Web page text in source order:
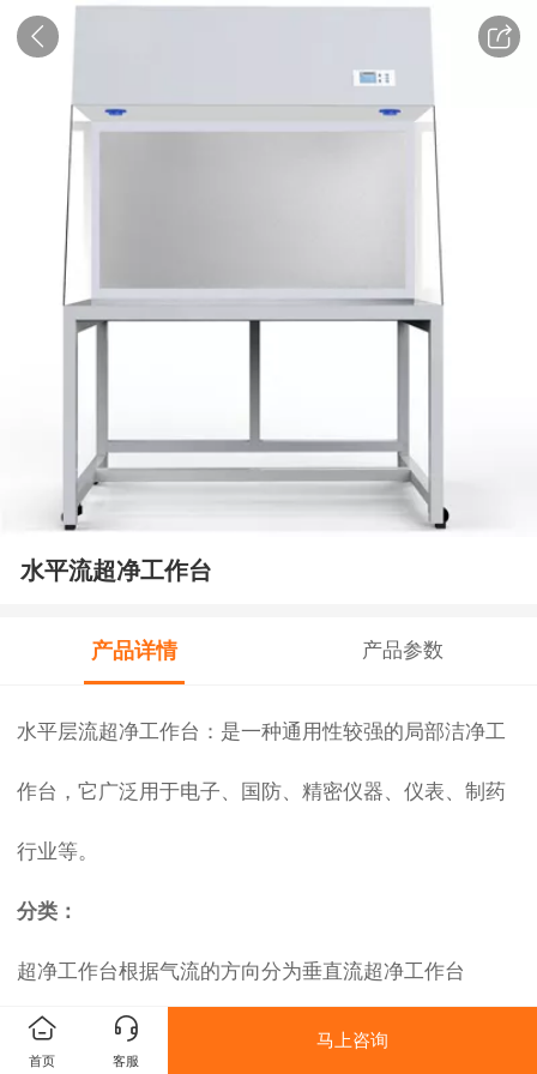
水平流超净工作台
产品详情 产品参数
水平层流超净工作台：是一种通用性较强的局部洁净工
作台，它广泛用于电子、国防、精密仪器、仪表、制药
行业等。
分类：
超净工作台根据气流的方向分为垂直流超净工作台
(vertical flow clean bench)和水平流超净工作台
首页 客服
马上咨询